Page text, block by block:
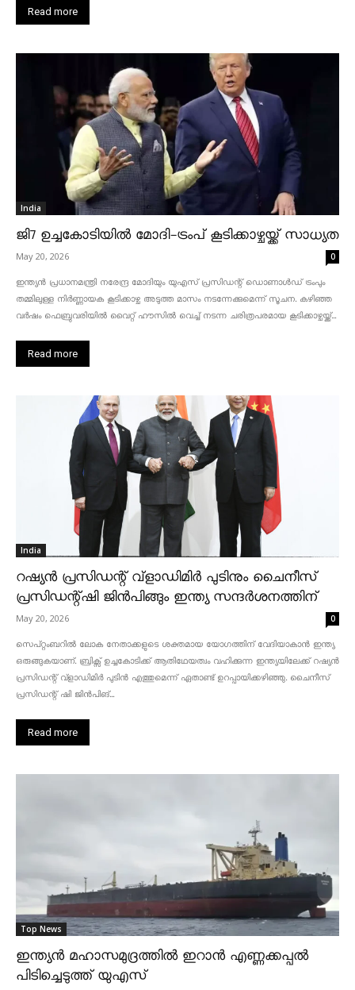
Read more
India
ജി7 ഉച്ചകോടിയിൽ മോദി-ട്രംപ് കൂടിക്കാഴ്ചയ്ക്ക് സാധ്യത
May 20, 2026 0
ഇന്ത്യൻ പ്രധാനമന്ത്രി നരേന്ദ്ര മോദിയും യുഎസ് പ്രസിഡന്റ് ഡൊണാൾഡ് ട്രംപും
തമ്മിലുള്ള നിർണ്ണായക കൂടിക്കാഴ്ച അടുത്ത മാസം നടന്നേക്കുമെന്ന് സൂചന. കഴിഞ്ഞ
വർഷം ഫെബ്രുവരിയിൽ വൈറ്റ് ഹൗസിൽ വെച്ച് നടന്ന ചരിത്രപരമായ കൂടിക്കാഴ്ചയ്ക്ക്...
Read more
India
റഷ്യൻ പ്രസിഡന്റ് വ്‌ളാഡിമിർ പുടിനും ചൈനീസ്
പ്രസിഡന്റ്ഷി ജിൻപിങ്ങും ഇന്ത്യ സന്ദർശനത്തിന്
May 20, 2026 0
സെപ്റ്റംബറിൽ ലോക നേതാക്കളുടെ ശക്തമായ യോഗത്തിന് വേദിയാകാൻ ഇന്ത്യ
ഒരുങ്ങുകയാണ്. ബ്രിക്സ് ഉച്ചകോടിക്ക് ആതിഥേയത്വം വഹിക്കുന്ന ഇന്ത്യയിലേക്ക് റഷ്യൻ
പ്രസിഡന്റ് വ്‌ളാഡിമിർ പുടിൻ എത്തുമെന്ന് ഏതാണ്ട് ഉറപ്പായിക്കഴിഞ്ഞു. ചൈനീസ്
പ്രസിഡന്റ് ഷി ജിൻപിങ്...
Read more
Top News
ഇന്ത്യൻ മഹാസമുദ്രത്തിൽ ഇറാൻ എണ്ണക്കപ്പൽ
പിടിച്ചെടുത്ത് യുഎസ്